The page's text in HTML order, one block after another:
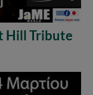
Hill Tribute